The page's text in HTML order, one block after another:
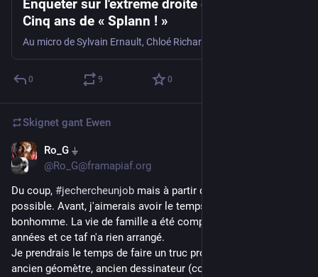
Enquêter sur l'extrême droite en Bretagne |
Cinq ans de « Splann ! »
0 9 0
Skignet gant Ewen
Ro_G ⏚
@Ro_G@framapiaf.org
Du coup, #jechercheunjob mais à partir de septembre si
possible. Avant, j'aimerais avoir le temps d'apaiser le
bonhomme. La vie de famille a été compliquée ces dernières
années et ce taf n'a rien arrangé.
Je prendrais le temps de faire un truc propre mais déjà: